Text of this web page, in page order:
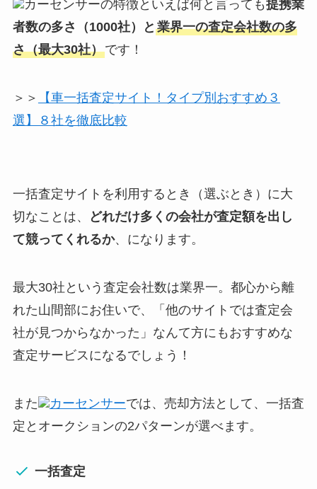
カーセンサーの特徴といえば何と言っても提携業
者数の多さ（1000社）と 業界一の査定会社数の多
さ（最大30社）です！
＞＞
【車一括査定サイト！タイプ別おすすめ３
選】８社を徹底比較
一括査定サイトを利用するとき（選ぶとき）に大
切なことは、
どれだけ多くの会社が査定額を出し
て競ってくれるか、になります。
最大30社という査定会社数は業界一。都心から離
れた山間部にお住いで、「他のサイトでは査定会
社が見つからなかった」なんて方にもおすすめな
査定サービスになるでしょう！
また カーセンサーでは、売却方法として、一括査
定とオークションの2パターンが選べます。
一括査定